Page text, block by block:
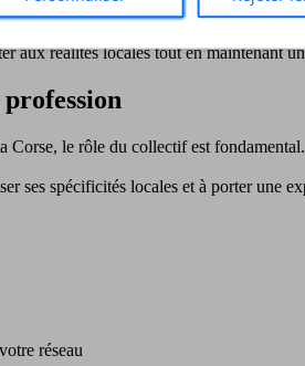
cabinets d’expertise ont développé en
d’intervenir rapidement auprès des
aux réalités locales tout en maintenant
le rôle du collectif est
ses spécificités locales et à porter une
réseau